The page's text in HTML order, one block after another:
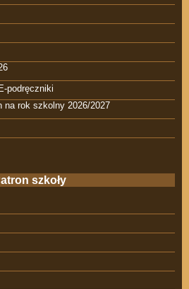
E-podręczniki
na rok szkolny 2026/2027
szkoły